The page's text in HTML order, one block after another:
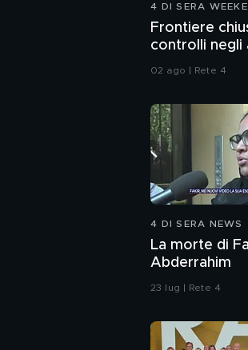
4 DI SERA
Frontiere
controlli negli
02 ago | Rete 4
4 DI SERA NEWS
La morte di
Abderrahim
23 lug | Rete 4